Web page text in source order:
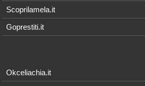
Scoprilamela.it
Goprestiti.it
Okceliachia.it